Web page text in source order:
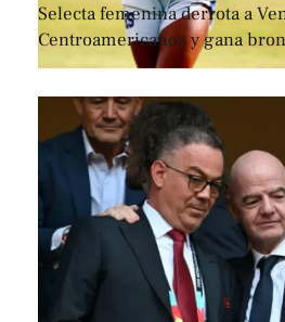
Selecta femenina derrota a
Centroamericanos y gana